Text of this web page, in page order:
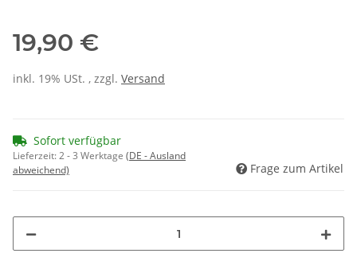
19,90 €
inkl. 19% USt. , zzgl. Versand
Sofort verfügbar
Lieferzeit:2 - 3 Werktage (DE - Ausland
abweichend)
Frage zum Artikel